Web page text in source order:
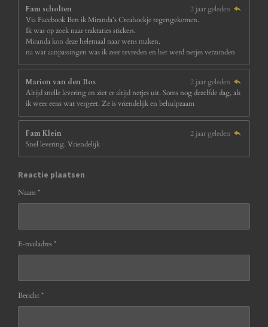
Fam scholten
2 jaar geleden
Via Facebook Ben ik Miranda’s Creahoekje tegengekomen.
Ik was op zoek naar traktaties stickers.
Miranda kon deze helemaal naar wens maken.
na wat aanpassingen was ik zeer tevreden en het werd netjes verzonden
Marion van den Bos
2 jaar geleden
Altijd snelle levering en ziet er altijd netjes uit. Soms nog dezelfde dag, als
ik weer eens wat vergeet. Ze is vriendelijk en behulpzaam
Fam Klein
2 jaar geleden
Snel levering. Vriendelijk
Reactie plaatsen
Naam *
E-mailadres *
Bericht *